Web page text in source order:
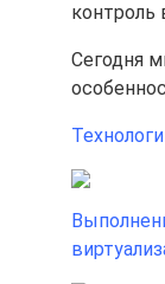
Сегодня